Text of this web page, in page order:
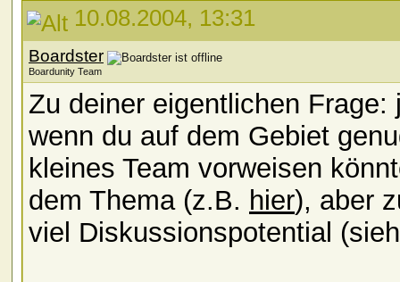
10.08.2004, 13:31
Boardster
Boardunity Team
Zu deiner eigentlichen
wenn du auf dem Gebiet
kleines Team vorweisen
dem Thema (z.B. hier), aber
viel Diskussionspotential